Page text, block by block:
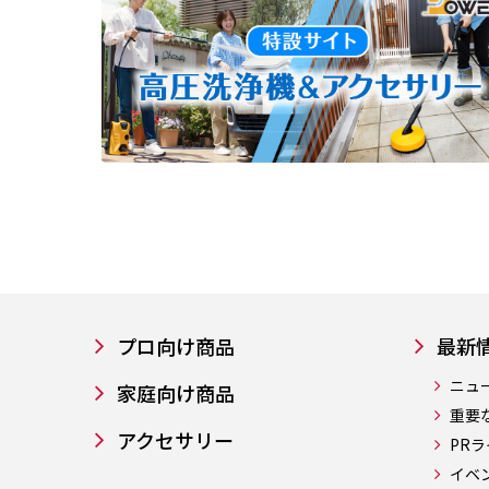
プロ向け商品
家庭向け商品
アクセサリー
最新
ニュ
重要
PR
イベ